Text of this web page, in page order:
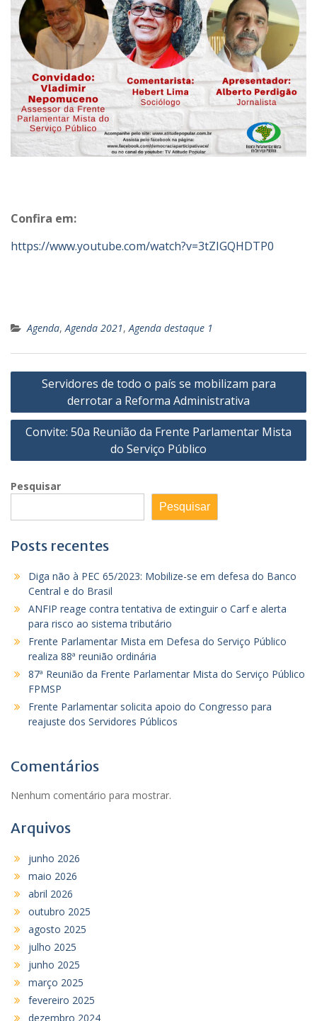
Confira em:
https://www.youtube.com/watch?v=3tZIGQHDTP0
Agenda, Agenda 2021, Agenda destaque 1
Navegação
Post
Servidores de todo o país se mobilizam para
derrotar a Reforma Administrativa
Convite: 50a Reunião da Frente Parlamentar Mista
do Serviço Público
Pesquisar
Pesquisar
Posts recentes
Diga não à PEC 65/2023: Mobilize-se em defesa do Banco
Central e do Brasil
ANFIP reage contra tentativa de extinguir o Carf e alerta
para risco ao sistema tributário
Frente Parlamentar Mista em Defesa do Serviço Público
realiza 88ª reunião ordinária
87ª Reunião da Frente Parlamentar Mista do Serviço Público
FPMSP
Frente Parlamentar solicita apoio do Congresso para
reajuste dos Servidores Públicos
Comentários
Nenhum comentário para mostrar.
Arquivos
junho 2026
maio 2026
abril 2026
outubro 2025
agosto 2025
julho 2025
junho 2025
março 2025
fevereiro 2025
dezembro 2024